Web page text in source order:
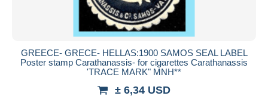
GREECE- GRECE- HELLAS:1900 SAMOS SEAL LABEL
Poster stamp Carathanassis- for cigarettes Carathanassis
'TRACE MARK" MNH**
± 6,34 USD